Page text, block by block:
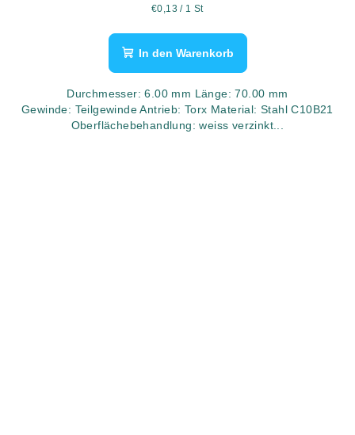
Verkaufspreis:
€0,13 / 1 St
In den Warenkorb
Durchmesser: 6.00 mm Länge: 70.00 mm
Gewinde: Teilgewinde Antrieb: Torx Material: Stahl C10B21
Oberflächebehandlung: weiss verzinkt...